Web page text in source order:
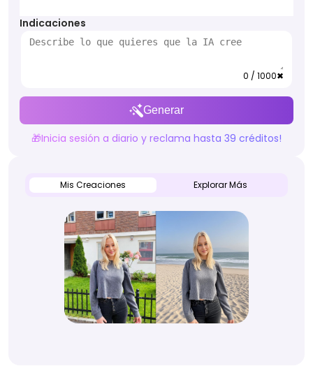
Indicaciones
0 / 1000✖
Generar
🎁Inicia sesión a diario y reclama hasta 39 créditos!
Mis Creaciones Explorar Más